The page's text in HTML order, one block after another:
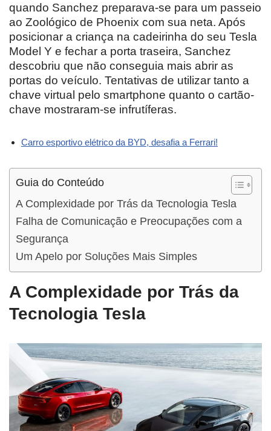
quando Sanchez preparava-se para um passeio
ao Zoológico de Phoenix com sua neta. Após
posicionar a criança na cadeirinha do seu Tesla
Model Y e fechar a porta traseira, Sanchez
descobriu que não conseguia mais abrir as
portas do veículo. Tentativas de utilizar tanto a
chave virtual pelo smartphone quanto o cartão-
chave mostraram-se infrutíferas.
Carro esportivo elétrico da BYD, desafia a Ferrari!
Guia do Conteúdo
A Complexidade por Trás da Tecnologia Tesla
Falha de Comunicação e Preocupações com a
Segurança
Um Apelo por Soluções Mais Simples
A Complexidade por Trás da
Tecnologia Tesla